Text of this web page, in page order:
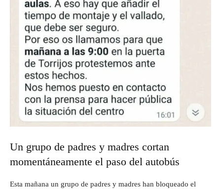
Un grupo de padres y madres cortan
momentáneamente el paso del autobús
Esta mañana un grupo de padres y madres han bloqueado el